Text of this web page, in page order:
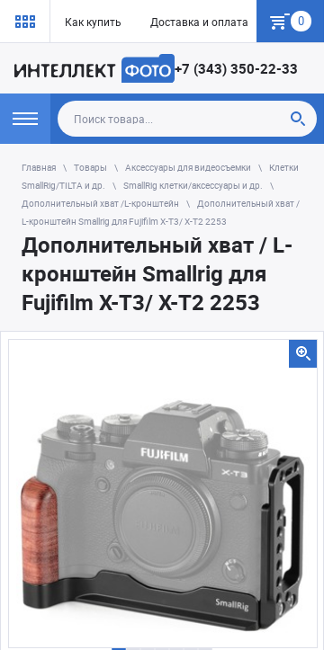
Как купить Доставка и оплата Гарантия
0
+7 (343) 350-22-33
Главная Товары Аксессуары для видеосъемки
Клетки
SmallRig/TILTA и др.
SmallRig клетки/аксессуары и др.
Дополнительный хват /L-кронштейн
Дополнительный хват /
L-кронштейн Smallrig для Fujifilm X-T3/ X-T2 2253
Дополнительный хват / L-
кронштейн Smallrig для
Fujifilm X-T3/ X-T2 2253